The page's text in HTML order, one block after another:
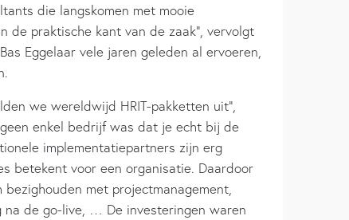
die langskomen met mooie
de praktische kant van de zaak”, vervolgt
Eggelaar vele jaren geleden al ervoeren,
we wereldwijd HRIT-pakketten uit”,
enkel bedrijf was dat je echt bij de
implementatiepartners zijn erg
betekent voor een organisatie. Daardoor
met projectmanagement,
na de go-live, … De investeringen waren